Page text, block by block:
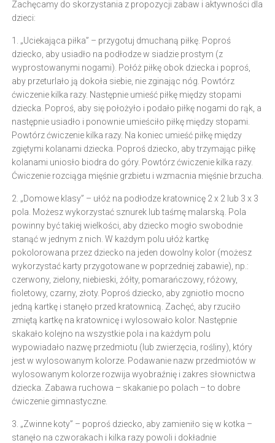
Zachęcamy do skorzystania z propozycji zabaw i aktywności dla
dzieci:
1. „Uciekająca piłka” – przygotuj dmuchaną piłkę. Poproś
dziecko, aby usiadło na podłodze w siadzie prostym (z
wyprostowanymi nogami). Połóż piłkę obok dziecka i poproś,
aby przeturlało ją dokoła siebie, nie zginając nóg. Powtórz
ćwiczenie kilka razy. Następnie umieść piłkę między stopami
dziecka. Poproś, aby się położyło i podało piłkę nogami do rąk, a
następnie usiadło i ponownie umieściło piłkę między stopami.
Powtórz ćwiczenie kilka razy. Na koniec umieść piłkę między
zgiętymi kolanami dziecka. Poproś dziecko, aby trzymając piłkę
kolanami uniosło biodra do góry. Powtórz ćwiczenie kilka razy.
Ćwiczenie rozciąga mięśnie grzbietu i wzmacnia mięśnie brzucha.
2. „Domowe klasy” – ułóż na podłodze kratownicę 2 x 2 lub 3 x 3
pola. Możesz wykorzystać sznurek lub taśmę malarską. Pola
powinny być takiej wielkości, aby dziecko mogło swobodnie
stanąć w jednym z nich. W każdym polu ułóż kartkę
pokolorowana przez dziecko na jeden dowolny kolor (możesz
wykorzystać karty przygotowane w poprzedniej zabawie), np.:
czerwony, zielony, niebieski, żółty, pomarańczowy, różowy,
fioletowy, czarny, złoty. Poproś dziecko, aby zgniotło mocno
jedną kartkę i stanęło przed kratownicą. Zachęć, aby rzuciło
zmiętą kartkę na kratownicę i wylosowało kolor. Następnie
skakało kolejno na wszystkie pola i na każdym polu
wypowiadało nazwę przedmiotu (lub zwierzęcia, rośliny), który
jest w wylosowanym kolorze. Podawanie nazw przedmiotów w
wylosowanym kolorze rozwija wyobraźnię i zakres słownictwa
dziecka. Zabawa ruchowa – skakanie po polach – to dobre
ćwiczenie gimnastyczne.
3. „Zwinne koty” – poproś dziecko, aby zamieniło się w kotka –
stanęło na czworakach i kilka razy powoli i dokładnie